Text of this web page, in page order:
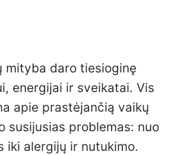
mityba daro tiesioginę
energijai ir sveikatai. Vis
apie prastėjančią vaikų
susijusias problemas: nuo
iki alergijų ir nutukimo.